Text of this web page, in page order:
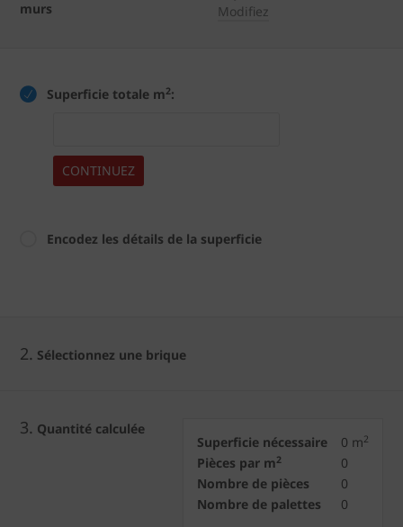
murs
Modifiez
Superficie totale m2:
CONTINUEZ
Encodez les détails de la superficie
2. Sélectionnez une brique
3. Quantité calculée
Superficie nécessaire 0 m2
Pièces par m2
0
Nombre de pièces
0
Nombre de palettes
0